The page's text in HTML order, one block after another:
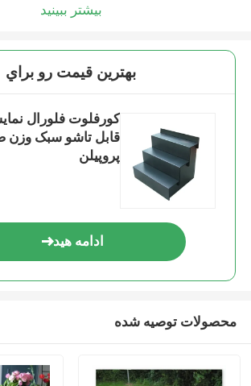
بیشتر ببینید
بهترين قيمت رو براي
کورفلوت فلورال
قابل تاشو سبک وزن
پروپیلن
ادامه هید
محصولات توصیه شده